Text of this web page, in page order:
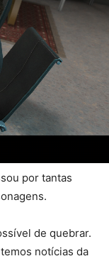
por tantas
de quebrar.
notícias da